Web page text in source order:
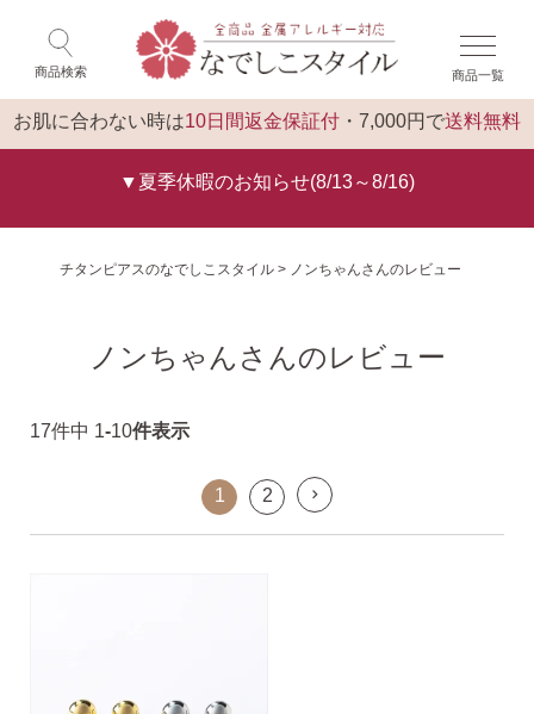
商品検索 商品一覧
お肌に合わない時は10日間返金保証付 ・7,000円で送料無料
▼夏季休暇のお知らせ(8/13～8/16)
閉じる
ゲスト 様 こんにちは
#新商品
チタンピアスのなでしこスタイル ノンちゃんさんのレビュー
ノンちゃんさんのレビュー
17件中 1-10件表示
1 2